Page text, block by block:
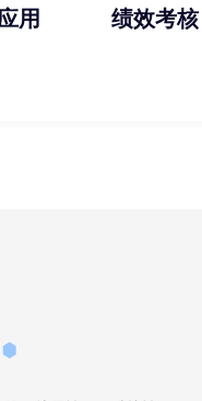
用 绩效考核